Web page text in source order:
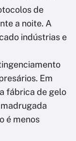
de
a noite. A
indústrias e
Em
fábrica de gelo
é menos